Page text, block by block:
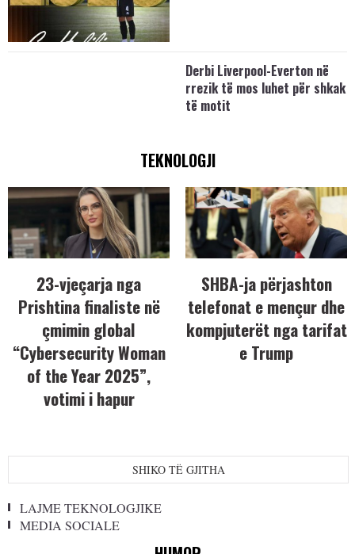
Derbi Liverpool-Everton në
rrezik të mos luhet për shkak
të motit
TEKNOLOGJI
23-vjeçarja nga
Prishtina finaliste në
çmimin global
“Cybersecurity Woman
of the Year 2025”,
votimi i hapur
SHBA-ja përjashton
telefonat e mençur dhe
kompjuterët nga tarifat
e Trump
SHIKO TË GJITHA
LAJME TEKNOLOGJIKE
MEDIA SOCIALE